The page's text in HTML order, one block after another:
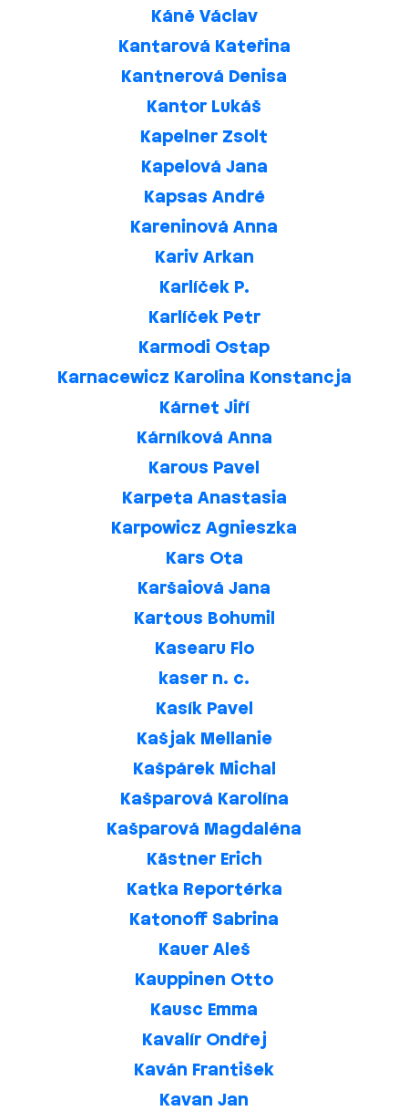
Káně Václav
Kantarová Kateřina
Kantnerová Denisa
Kantor Lukáš
Kapelner Zsolt
Kapelová Jana
Kapsas André
Kareninová Anna
Kariv Arkan
Karlíček P.
Karlíček Petr
Karmodi Ostap
Karnacewicz Karolina Konstancja
Kárnet Jiří
Kárníková Anna
Karous Pavel
Karpeta Anastasia
Karpowicz Agnieszka
Kars Ota
Karšaiová Jana
Kartous Bohumil
Kasearu Flo
kaser n. c.
Kasík Pavel
Kašjak Mellanie
Kašpárek Michal
Kašparová Karolína
Kašparová Magdaléna
Kästner Erich
Katka Reportérka
Katonoff Sabrina
Kauer Aleš
Kauppinen Otto
Kausc Emma
Kavalír Ondřej
Kaván František
Kavan Jan